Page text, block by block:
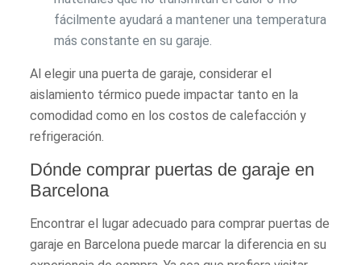
fácilmente ayudará a mantener una temperatura
más constante en su garaje.
Al elegir una puerta de garaje, considerar el
aislamiento térmico puede impactar tanto en la
comodidad como en los costos de calefacción y
refrigeración.
Dónde comprar puertas de garaje en
Barcelona
Encontrar el lugar adecuado para comprar puertas de
garaje en Barcelona puede marcar la diferencia en su